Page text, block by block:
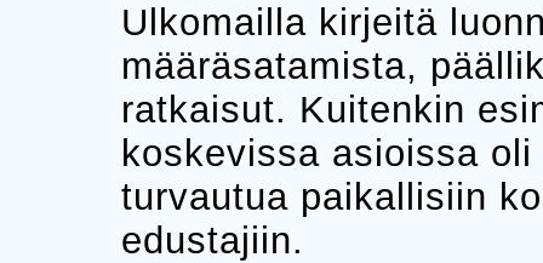
Ulkomailla kirjeitä
määräsatamista,
ratkaisut. Kuitenkin
koskevissa asioissa
turvautua paikallisiin
edustajiin.